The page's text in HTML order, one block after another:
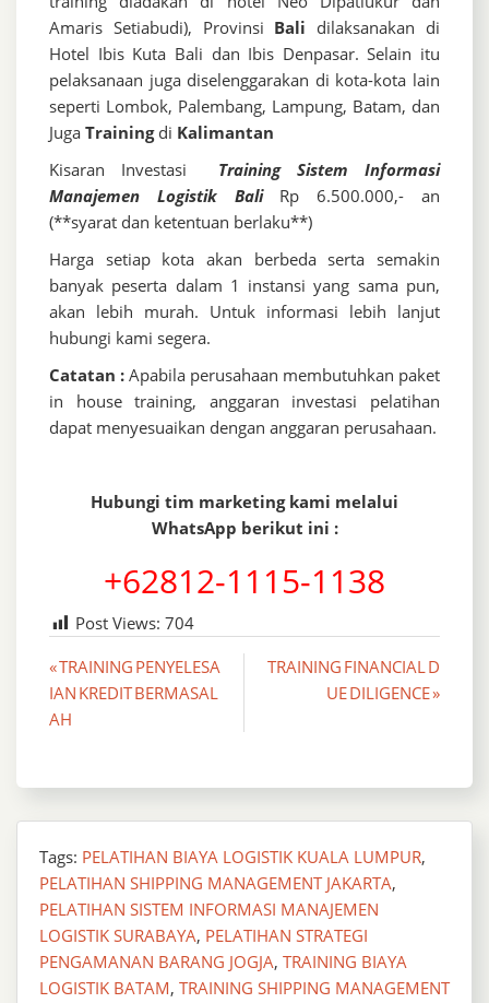
Amaris Setiabudi), Provinsi Bali dilaksanakan di
Hotel Ibis Kuta Bali dan Ibis Denpasar. Selain itu
pelaksanaan juga diselenggarakan di kota-kota lain
seperti Lombok, Palembang, Lampung, Batam, dan
Juga Trainingdi Kalimantan
Kisaran Investasi
Training Sistem Informasi
Manajemen Logistik Bali
Rp 6.500.000,- an
(**syarat dan ketentuan berlaku**)
Harga setiap kota akan berbeda serta semakin
banyak peserta dalam 1 instansi yang sama pun,
akan lebih murah. Untuk informasi lebih lanjut
hubungi kami segera.
Catatan : Apabila perusahaan membutuhkan paket
in house training, anggaran investasi pelatihan
dapat menyesuaikan dengan anggaran perusahaan.
Hubungi tim marketing kami melalui
WhatsApp berikut ini :
+62812-1115-1138
Post Views: 704
Post
navigation
« TRAINING PENYELESA
IAN KREDIT BERMASAL
AH
TRAINING FINANCIAL D
UE DILIGENCE »
Tags: PELATIHAN BIAYA LOGISTIK KUALA LUMPUR,
PELATIHAN SHIPPING MANAGEMENT JAKARTA,
PELATIHAN SISTEM INFORMASI MANAJEMEN
LOGISTIK SURABAYA, PELATIHAN STRATEGI
PENGAMANAN BARANG JOGJA, TRAINING BIAYA
LOGISTIK BATAM, TRAINING SHIPPING MANAGEMENT